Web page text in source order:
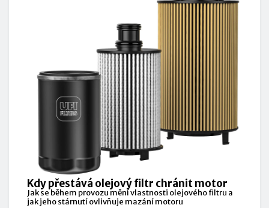
Kdy přestává olejový filtr chránit motor
Jak se během provozu mění vlastnosti olejového filtru a
jak jeho stárnutí ovlivňuje mazání motoru